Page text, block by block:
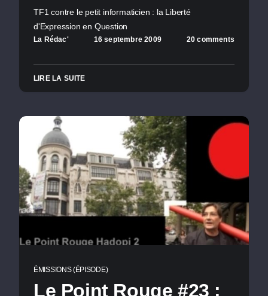
TF1 contre le petit informaticien : la Liberté
d'Expression en Question
La Rédac' 16 septembre 2009 20 comments
LIRE LA SUITE
ÉMISSIONS (ÉPISODE)
Le Point Rouge #23 :